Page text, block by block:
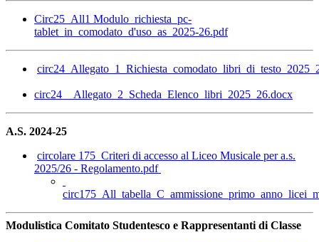
Circ25_All1 Modulo_richiesta_pc-
tablet_in_comodato_d'uso_as_2025-26.pdf
circ24__Allegato_2_Scheda_Elenco_libri_2025_26.docx
A.S. 2024-25
circolare 175_Criteri di accesso al Liceo Musicale per a.s.
2025/26 - Regolamento.pdf
Modulistica Comitato Studentesco e Rappresentanti di Classe